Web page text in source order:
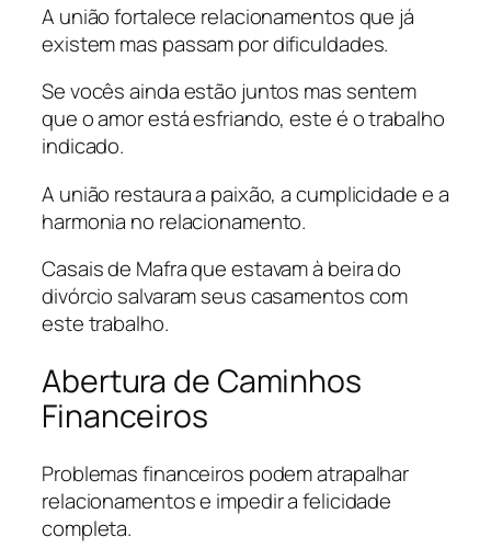
A união fortalece relacionamentos que já
existem mas passam por dificuldades.
Se vocês ainda estão juntos mas sentem
que o amor está esfriando, este é o trabalho
indicado.
A união restaura a paixão, a cumplicidade e a
harmonia no relacionamento.
Casais de Mafra que estavam à beira do
divórcio salvaram seus casamentos com
este trabalho.
Abertura de Caminhos
Financeiros
Problemas financeiros podem atrapalhar
relacionamentos e impedir a felicidade
completa.